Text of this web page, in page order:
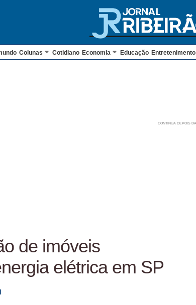
Colunas Cotidiano Economia Educação Entretenimento
de imóveis
elétrica em SP